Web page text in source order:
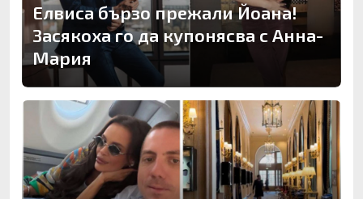
Елвиса бързо прежали Йоана!
Засякоха го да купонясва с Анна-
Мария